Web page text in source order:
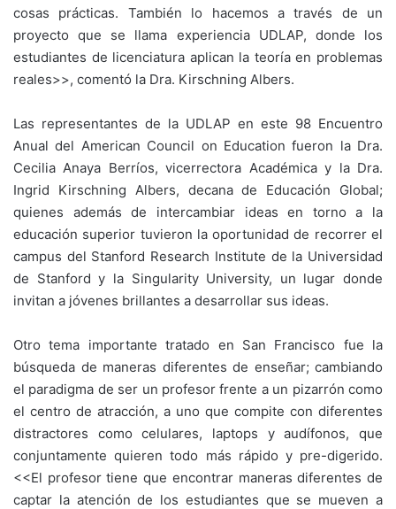
cosas prácticas. También lo hacemos a través de un
proyecto que se llama experiencia UDLAP, donde los
estudiantes de licenciatura aplican la teoría en problemas
reales>>, comentó la Dra. Kirschning Albers.
Las representantes de la UDLAP en este 98 Encuentro
Anual del American Council on Education fueron la Dra.
Cecilia Anaya Berríos, vicerrectora Académica y la Dra.
Ingrid Kirschning Albers, decana de Educación Global;
quienes además de intercambiar ideas en torno a la
educación superior tuvieron la oportunidad de recorrer el
campus del Stanford Research Institute de la Universidad
de Stanford y la Singularity University, un lugar donde
invitan a jóvenes brillantes a desarrollar sus ideas.
Otro tema importante tratado en San Francisco fue la
búsqueda de maneras diferentes de enseñar; cambiando
el paradigma de ser un profesor frente a un pizarrón como
el centro de atracción, a uno que compite con diferentes
distractores como celulares, laptops y audífonos, que
conjuntamente quieren todo más rápido y pre-digerido.
<<El profesor tiene que encontrar maneras diferentes de
captar la atención de los estudiantes que se mueven a